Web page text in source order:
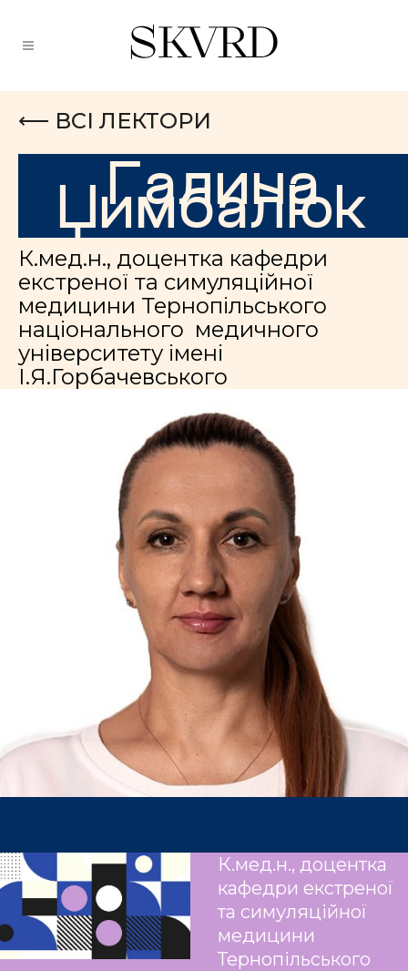
⟵ ВСІ ЛЕКТОРИ
Галина
Цимбалюк
К.мед.н., доцентка кафедри
екстреної та симуляційної
медицини Тернопільського
національного медичного
університету імені
І.Я.Горбачевського
К.мед.н., доцентка
кафедри екстреної
та симуляційної
медицини
Тернопільського